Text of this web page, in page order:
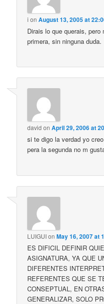
i onAugust 13, 2005 at
Dirais lo que querais,
primera, sin ninguna duda.
david onApril 29, 2006 at
si te digo la verdad yo
pera la segunda no m
LUIGUIonMay 16, 2007 at
ES DIFICIL DEFINIR
ASIGNATURA, YA QUE
DIFERENTES
REFERENTES QUE SE
CONSEPTUAL, EN
GENERALIZAR, SOLO